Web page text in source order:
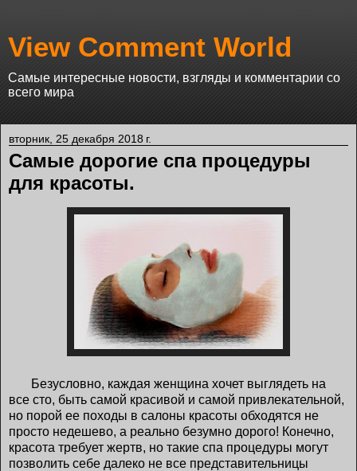
View Comment World
Самые интересные новости, взгляды и комментарии со
всего мира
вторник, 25 декабря 2018 г.
Самые дорогие спа процедуры
для красоты.
Безусловно, каждая женщина хочет выглядеть на
все сто, быть самой красивой и самой привлекательной,
но порой ее походы в салоны красоты обходятся не
просто недешево, а реально безумно дорого! Конечно,
красота требует жертв, но такие спа процедуры могут
позволить себе далеко не все представительницы